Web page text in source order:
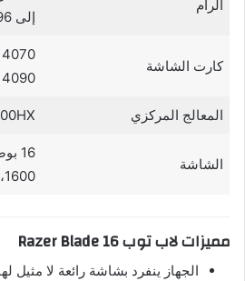
الرام
إلى 96 جيجا بايت
كارت الشاشة
4070
4090
المعالج المركزي
الشاشة
1600، معدل تحديث 240 هرتز
مميزات لاب توب Razer Blade 16
الجهاز ينفرد بشاشة رائعة لا مثيل